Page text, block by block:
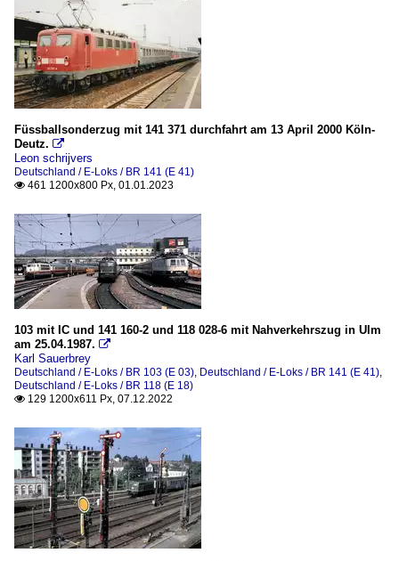
Füssballsonderzug mit 141 371 durchfahrt am 13 April 2000 Köln-
Deutz. 
Leon schrijvers
Deutschland / E-Loks / BR 141 (E 41)
 461 1200x800 Px, 01.01.2023
103 mit IC und 141 160-2 und 118 028-6 mit Nahverkehrszug in Ulm
am 25.04.1987. 
Karl Sauerbrey
Deutschland / E-Loks / BR 103 (E 03), Deutschland / E-Loks / BR 141 (E 41),
Deutschland / E-Loks / BR 118 (E 18)
 129 1200x611 Px, 07.12.2022